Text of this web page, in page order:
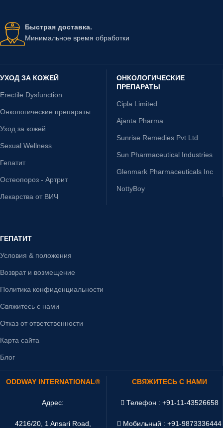
Быстрая доставка.
Минимальное время обработки
УХОД ЗА КОЖЕЙ
Erectile Dysfunction
Онкологические препараты
Уход за кожей
Sexual Wellness
Гепатит
Остеопороз - Артрит
Лекарства от ВИЧ
ОНКОЛОГИЧЕСКИЕ
ПРЕПАРАТЫ
Cipla Limited
Ajanta Pharma
Sunrise Remedies Pvt Ltd
Sun Pharmaceutical Industries
Glenmark Pharmaceuticals Inc
NottyBoy
ГЕПАТИТ
Условия & положения
Возврат и возмещение
Политика конфиденциальности
Свяжитесь с нами
Отказ от ответственности
Карта сайта
Блог
ODDWAY INTERNATIONAL®
Адрес:
4216/20, 1 Ansari Road,
СВЯЖИТЕСЬ С НАМИ
Телефон : +91-11-43526658
Мобильный : +91-9873336444